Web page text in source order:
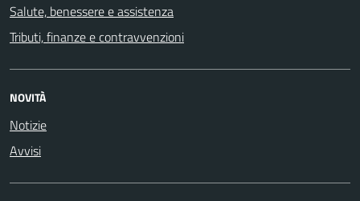
Salute, benessere e assistenza
Tributi, finanze e contravvenzioni
NOVITÀ
Notizie
Avvisi